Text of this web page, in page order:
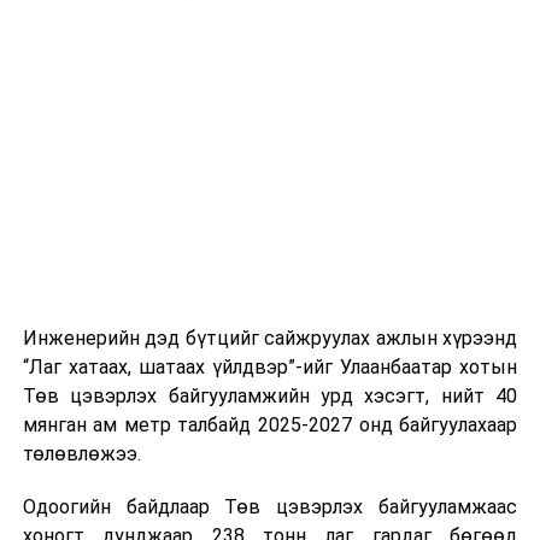
Инженерийн дэд бүтцийг сайжруулах ажлын хүрээнд
“Лаг хатаах, шатаах үйлдвэр”-ийг Улаанбаатар хотын
Төв цэвэрлэх байгууламжийн урд хэсэгт, нийт 40
мянган ам метр талбайд 2025-2027 онд байгуулахаар
төлөвлөжээ.
Одоогийн байдлаар Төв цэвэрлэх байгууламжаас